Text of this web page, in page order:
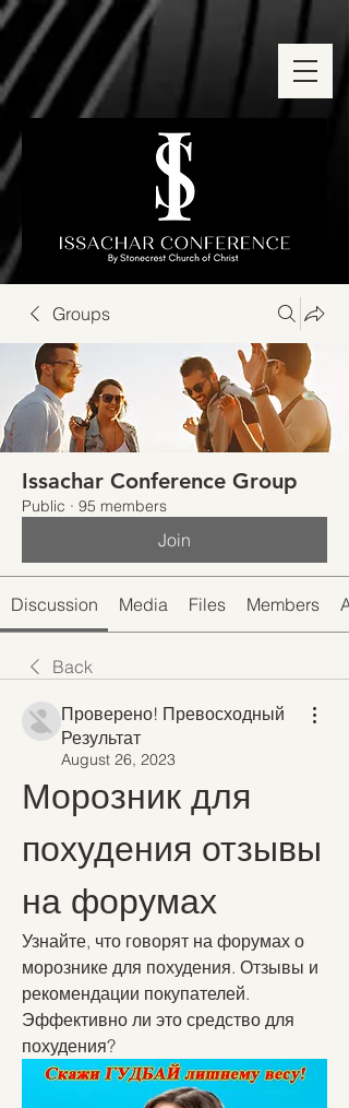
Groups
Issachar Conference Group
Public · 95 members
Join
Discussion Media Files Members
Back
Проверено! Превосходный
Результат
August 26, 2023
Морозник для
похудения отзывы
на форумах
Узнайте, что говорят на форумах о
морознике для похудения. Отзывы и
рекомендации покупателей.
Эффективно ли это средство для
похудения?